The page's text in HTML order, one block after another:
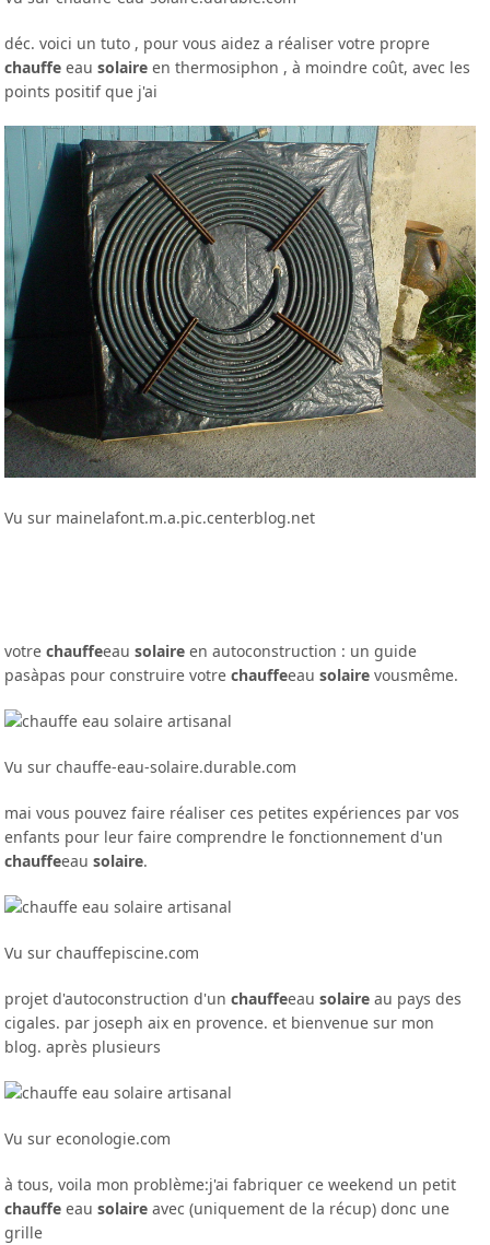
déc. voici un tuto , pour vous aidez a réaliser votre propre
chauffe eausolaire en thermosiphon , à moindre coût, avec les
points positif que j'ai
Vu sur mainelafont.m.a.pic.centerblog.net
votrechauffeeausolaire en autoconstruction : un guide
pasàpas pour construire votrechauffeeausolaire vousmême.
Vu sur chauffe-eau-solaire.durable.com
mai vous pouvez faire réaliser ces petites expériences par vos
enfants pour leur faire comprendre le fonctionnement d'un
chauffeeausolaire.
Vu sur chauffepiscine.com
projet d'autoconstruction d'unchauffeeausolaire au pays des
cigales. par joseph aix en provence. et bienvenue sur mon
blog. après plusieurs
Vu sur econologie.com
à tous, voila mon problème:j'ai fabriquer ce weekend un petit
chauffe eausolaire avec (uniquement de la récup) donc une
grille